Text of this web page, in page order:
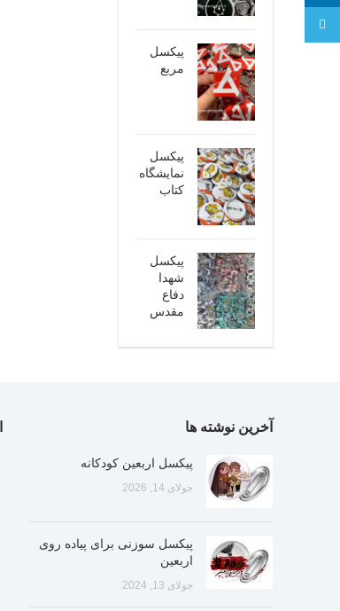
پیکسل
مربع
پیکسل
نمایشگاه
کتاب
پیکسل
شهدا
دفاع
مقدس
آخرین نوشته ها
پیکسل اربعین کودکانه
جولای 14, 2026
پیکسل سوزنی برای پیاده روی
اربعین
جولای 13, 2024
تلگرام